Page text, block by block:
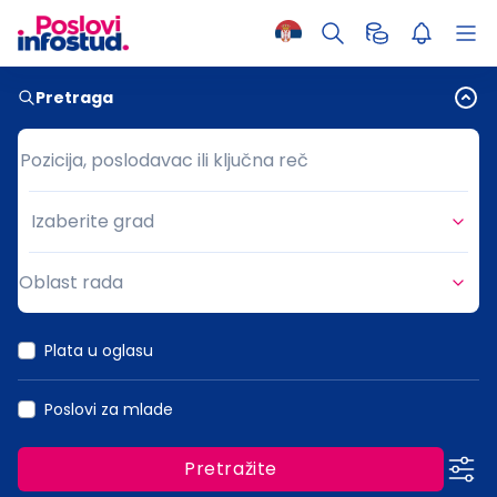
Pretraga
Pozicija, poslodavac ili ključna reč
Pozicija, poslodavac ili ključna reč
Grad
Izaberite grad
Oblast rada
Plata u oglasu
Poslovi za mlade
Pretražite